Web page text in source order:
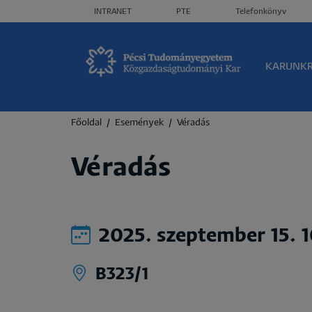
Header menü
INTRANET PTE Telefonkönyv
Morzsa
Főoldal Események Véradás
Véradás
2025. szeptember 15.
B323/1